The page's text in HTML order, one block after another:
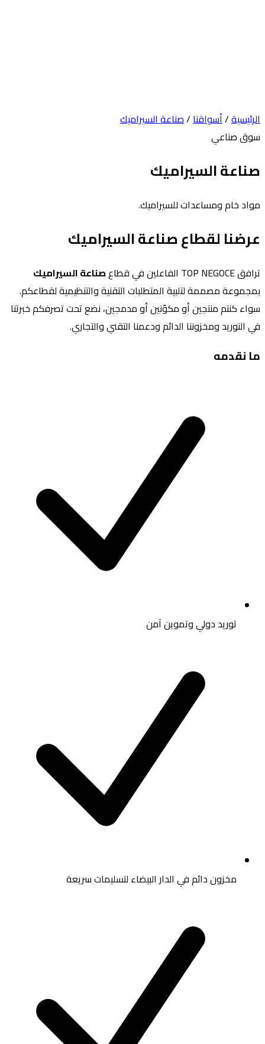
الرئيسية/ أسواقنا/ صناعة السيراميك
سوق صناعي
صناعة السيراميك
مواد خام ومساعدات للسيراميك.
عرضنا لقطاع صناعة السيراميك
ترافق TOP NEGOCE الفاعلين في قطاع
صناعة السيراميك
بمجموعة مصممة لتلبية المتطلبات التقنية والتنظيمية لقطاعكم.
سواء كنتم منتجين أو مكوّنين أو مدمجين، نضع تحت تصرفكم خبرتنا
في التوريد ومخزوننا الدائم ودعمنا التقني والتجاري.
ما نقدمه
توريد دولي وتموين آمن
مخزون دائم في الدار البيضاء لتسليمات سريعة